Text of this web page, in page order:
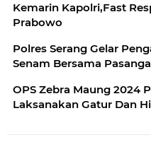
Kemarin Kapolri,Fast
Prabowo
Polres Serang Gelar
OPS Zebra Maung 2024 Pada Hari Ke Tiga